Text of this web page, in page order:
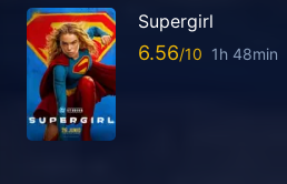
Supergirl
6.56 1h 48min